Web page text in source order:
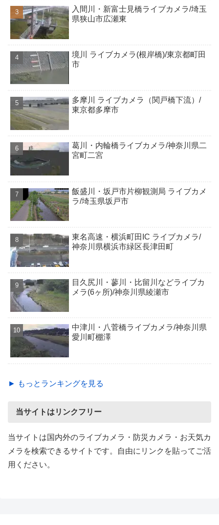
入間川・新富士見橋ライブカメラ/埼玉
県狭山市広瀬東
境川 ライブカメラ(根岸橋)/東京都町田
市
多摩川 ライブカメラ（関戸橋下流）/
東京都多摩市
葛川・内輪橋ライブカメラ/神奈川県二
宮町二宮
飯盛川・坂戸市片柳観測局 ライブカメ
ラ/埼玉県坂戸市
東名高速・横浜町田IC ライブカメラ/
神奈川県横浜市緑区長津田町
目久尻川・蓼川・比留川などライブカ
メラ(6ヶ所)/神奈川県綾瀬市
中津川・八菅橋ライブカメラ/神奈川県
愛川町棚澤
► もっとランキングを見る
当サイトはリンクフリー
当サイトは国内外のライブカメラ・防災カメラ・お天気カ
メラを検索できるサイトです。自由にリンクを貼ってご活
用ください。